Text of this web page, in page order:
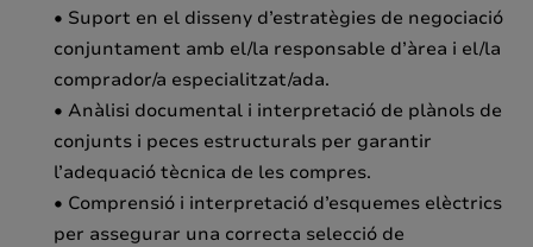
• Suport en el disseny d’estratègies de negociació
conjuntament amb el/la responsable d’àrea i el/la
comprador/a especialitzat/ada.
• Anàlisi documental i interpretació de plànols de
conjunts i peces estructurals per garantir
l’adequació tècnica de les compres.
• Comprensió i interpretació d’esquemes elèctrics
per assegurar una correcta selecció de